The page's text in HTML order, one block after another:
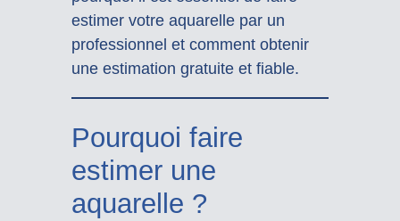
estimer votre aquarelle par un
professionnel et comment obtenir
une estimation gratuite et fiable.
Pourquoi faire
estimer une
aquarelle ?